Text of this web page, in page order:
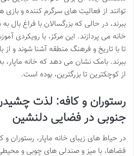
توانند از فعالیت های سرگرم کننده و
ببرند، در حالی که بزرگسالان با فراغ بال
خانه می پردازند. این مرکز، با رویکردی
تا با تاریخ و فرهنگ منطقه آشنا شوند و از
ببرند. بامک نشان می دهد که خانه ماپار،
از کوچکترین تا بزرگترین، بوده است.
رستوران و کافه: لذت
جنوبی در فضایی دلنشین
در حیاط های زیبای خانه ماپار، رستوران
فضاها، با میز و صندلی های چوبی و